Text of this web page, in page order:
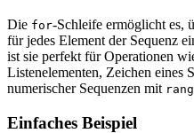
Die for-Schleife ermöglicht es,
für jedes Element der Sequenz
ist sie perfekt für Operationen
Listenelementen, Zeichen eines
numerischer Sequenzen mit
Einfaches Beispiel